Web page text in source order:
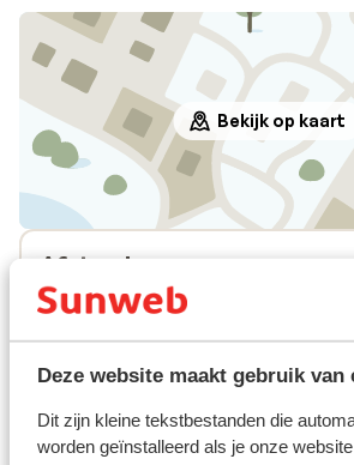
Deze website maakt gebruik van
Dit zijn kleine tekstbestanden die
worden geïnstalleerd als je onze
Bekijk op kaart
Afstanden
Skipiste: 800 m
Skilift: 800 m
Skipas, -les en verhuur
Skipas